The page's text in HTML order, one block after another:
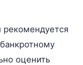
рекомендуется
оценить